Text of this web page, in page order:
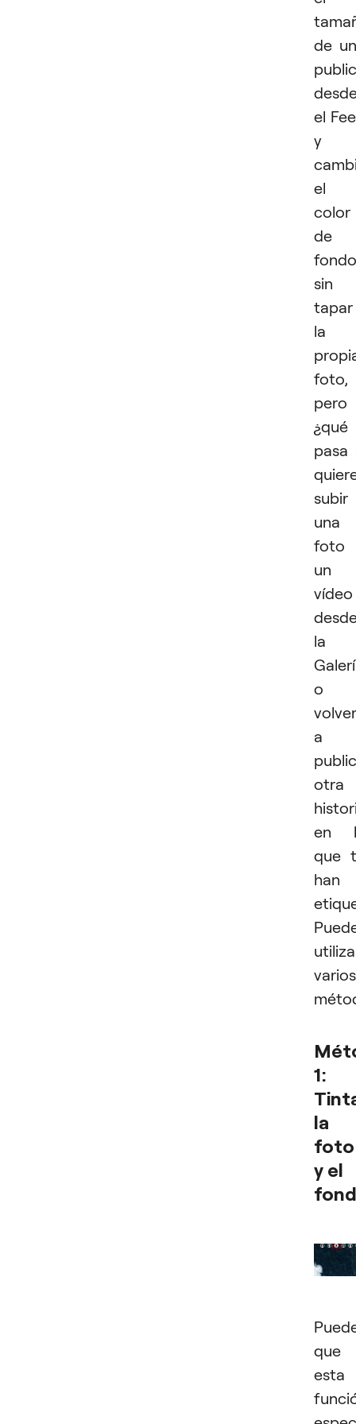
de
el
y
el
color
de
fondo
sin
tapar
la
foto,
pero
¿qué
pasa
subir
una
foto
un
vídeo
la
o
volver
a
otra
en
que
han
varios
1:
la
foto
y el
que
esta